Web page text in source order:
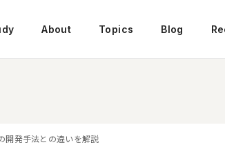
About Topics Blog
開発手法との違いを解説